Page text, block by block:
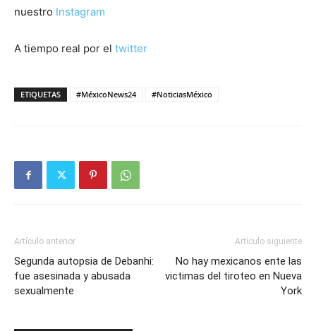
nuestro Instagram
A tiempo real por el twitter
ETIQUETAS #MéxicoNews24 #NoticiasMéxico
Artículo anterior
Segunda autopsia de Debanhi:
fue asesinada y abusada
sexualmente
Artículo siguiente
No hay mexicanos ente las
victimas del tiroteo en Nueva
York